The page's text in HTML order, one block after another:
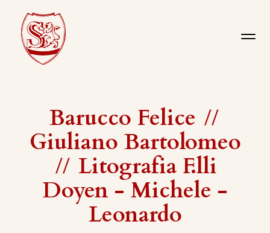
Barucco Felice //
Giuliano Bartolomeo
// Litografia F.lli
Doyen - Michele -
Leonardo